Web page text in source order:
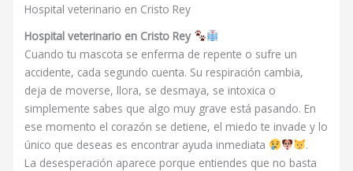
Hospital veterinario en Cristo Rey
Hospital veterinario en Cristo Rey
Cuando tu mascota se enferma de repente o sufre un
accidente, cada segundo cuenta. Su respiración cambia,
deja de moverse, llora, se desmaya, se intoxica o
simplemente sabes que algo muy grave está pasando. En
ese momento el corazón se detiene, el miedo te invade y lo
único que deseas es encontrar ayuda inmediata
.
La desesperación aparece porque entiendes que no basta